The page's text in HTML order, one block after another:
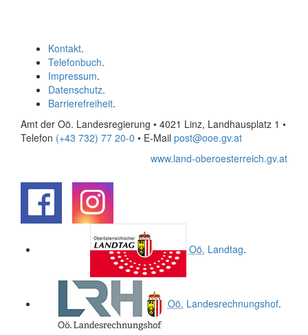
Kontakt.
Telefonbuch.
Impressum.
Datenschutz.
Barrierefreiheit.
Amt der Oö. Landesregierung • 4021 Linz, Landhausplatz 1 •
Telefon (+43 732) 77 20-0 • E-Mail post@ooe.gv.at
www.land-oberoesterreich.gv.at
Oö. Landtag.
Oö. Landesrechnungshof.